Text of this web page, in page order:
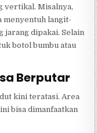
vertikal. Misalnya,
menyentuh langit-
jarang dipakai. Selain
botol bumbu atau
Berputar
kini teratasi. Area
bisa dimanfaatkan